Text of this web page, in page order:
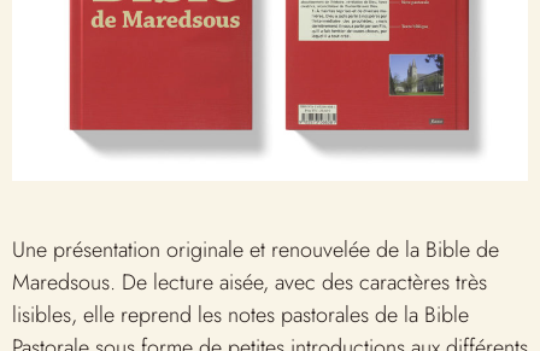
Une présentation originale et renouvelée de la Bible de
Maredsous. De lecture aisée, avec des caractères très
lisibles, elle reprend les notes pastorales de la Bible